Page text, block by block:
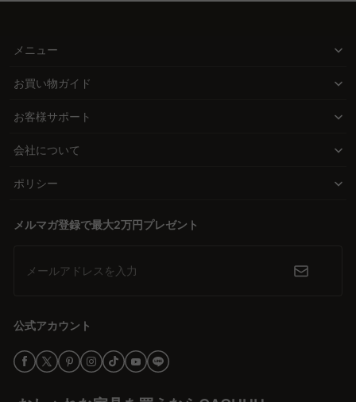
リビングづくりは、どんな時間を過ごしたいかを思い描くことから
ひととき、映画をゆっくり観たい夜。それぞれのスタイルに合う家
す。CAGUUUでは、北欧モダン、ヴィンテージ、ナチュラルなど、
多彩なテイストから理想のアイテムを見つけられます。
新しい基準で選ぶ楽しさ
るようにすること。それがCAGUUUの考える「新しい基準」です。
タイルに寄り添う選択肢をご提案します。
CAGUUUの家具は、毎日の暮らしの中で安心して使える品質を大切
にしています。5年間の品質保証や、1,000件以上の高評価レビュー
など、購入後も長く寄り添うための体制を整えています。また、無
料のインテリア提案サービス「MyCoordi」や、福岡県内の実店舗
メニュー
お買い物ガイド
お客様サポート
会社について
ポリシー
メルマガ登録で最大2万円プレゼント
メールアドレスを入力
公式アカウント